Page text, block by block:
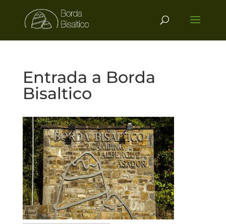
Entrada a Borda
Bisaltico